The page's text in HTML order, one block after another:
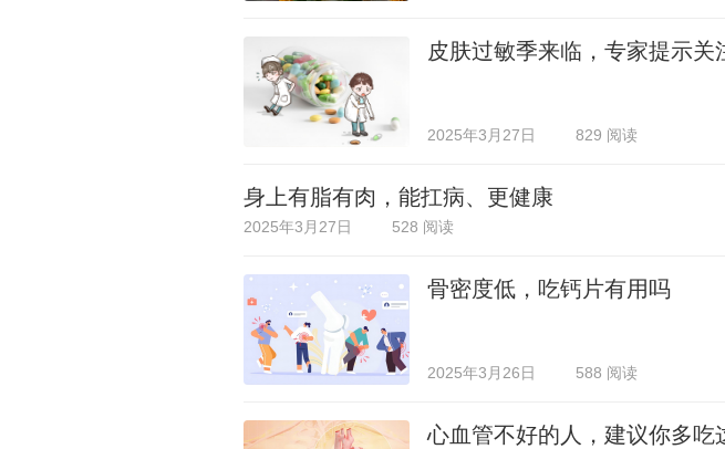
皮肤过敏季来临，专家提示关
2025年3月27日 829 阅读
身上有脂有肉，能扛病、更健康
2025年3月27日 528 阅读
骨密度低，吃钙片有用吗
2025年3月26日 588 阅读
心血管不好的人，建议你多